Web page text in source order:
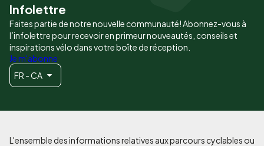
Infolettre
Faites partie de notre nouvelle communauté! Abonnez-vous à
l’infolettre pour recevoir en primeur nouveautés, conseils et
inspirations vélo dans votre boîte de réception.
Je m'abonne
FR - CA
L'ensemble des informations relatives aux parcours cyclables ou